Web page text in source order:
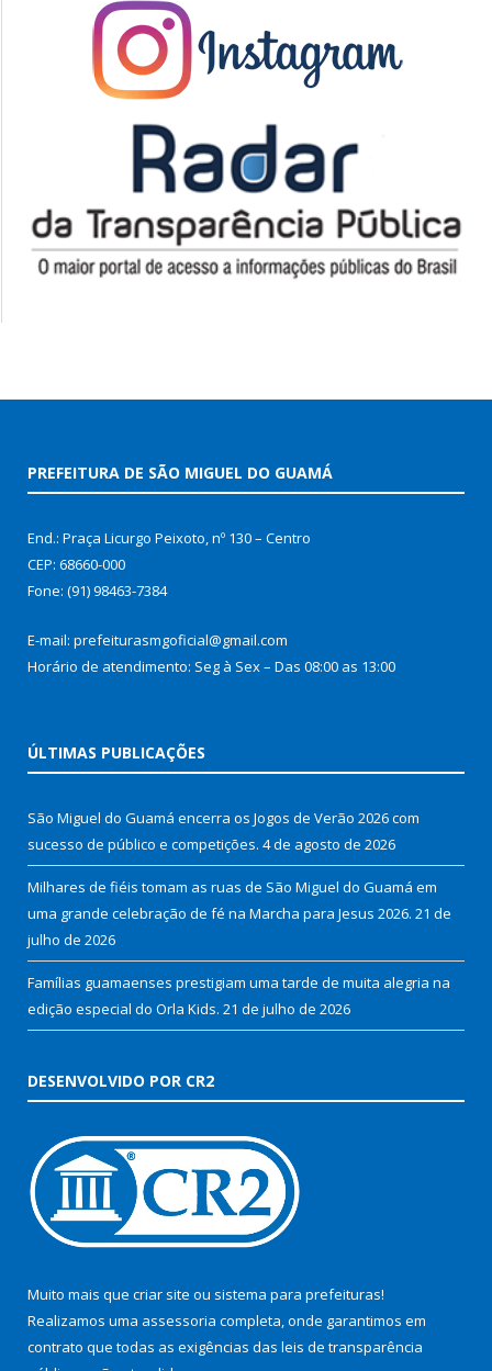
PREFEITURA DE SÃO MIGUEL DO GUAMÁ
End.: Praça Licurgo Peixoto, nº 130 – Centro
CEP: 68660-000
Fone: (91) 98463-7384
E-mail: prefeiturasmgoficial@gmail.com
Horário de atendimento: Seg à Sex – Das 08:00 as 13:00
ÚLTIMAS PUBLICAÇÕES
São Miguel do Guamá encerra os Jogos de Verão 2026 com
sucesso de público e competições. 4 de agosto de 2026
Milhares de fiéis tomam as ruas de São Miguel do Guamá em
uma grande celebração de fé na Marcha para Jesus 2026. 21 de
julho de 2026
Famílias guamaenses prestigiam uma tarde de muita alegria na
edição especial do Orla Kids. 21 de julho de 2026
DESENVOLVIDO POR CR2
Muito mais que criar site ou sistema para prefeituras!
Realizamos uma assessoria completa, onde garantimos em
contrato que todas as exigências das leis de transparência